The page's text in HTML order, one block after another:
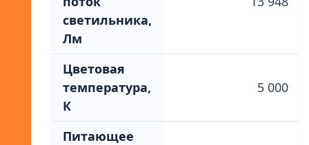
светильника,
Лм
Цветовая
температура,
К
5 000
Питающее